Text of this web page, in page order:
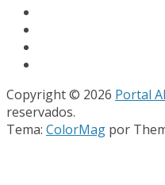
Copyright © 2026 Portal
reservados.
Tema: ColorMag por